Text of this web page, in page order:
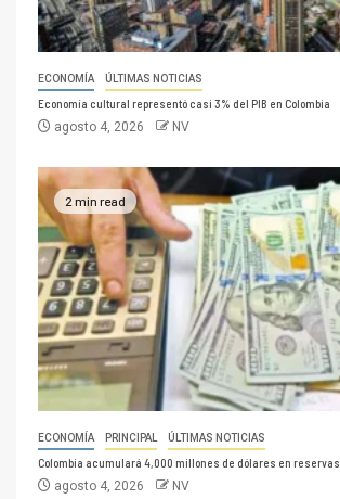
ECONOMÍA ÚLTIMAS NOTICIAS
Economía cultural representó casi 3% del PIB en Colombia
agosto 4, 2026 NV
2 min read
ECONOMÍA PRINCIPAL ÚLTIMAS NOTICIAS
Colombia acumulará 4,000 millones de dólares en reservas
agosto 4, 2026 NV